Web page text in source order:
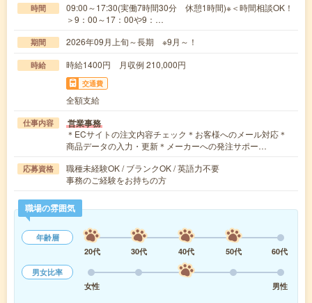
時間
09:00～17:30(実働7時間30分 休憩1時間)※＜時間相談OK！
＞9：00～17：00や9：…
期間 2026年09月上旬～長期 ※9月～！
時給 時給1400円 月収例 210,000円
交通費
全額支給
仕事内容 営業事務
＊ECサイトの注文内容チェック＊お客様へのメール対応＊
商品データの入力・更新＊メーカーへの発注サポー…
応募資格
職種未経験OK / ブランクOK / 英語力不要
事務のご経験をお持ちの方
職場の雰囲気
年齢層
20代
30代 40代 50代
60代
男女比率
女性
男性